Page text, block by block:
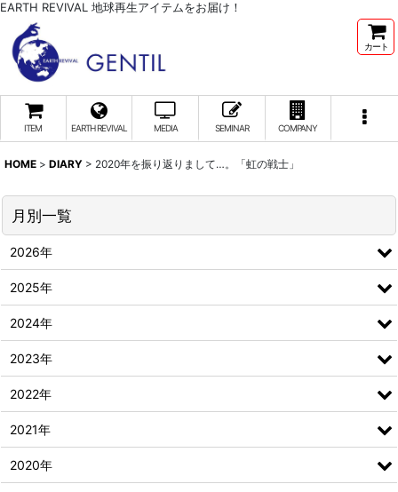
EARTH REVIVAL 地球再生アイテムをお届け！
カート
ITEM EARTH REVIVAL MEDIA SEMINAR COMPANY
HOME > DIARY > 2020年を振り返りまして…。「虹の戦士」
月別一覧
2026年
2025年
2024年
2023年
2022年
2021年
2020年